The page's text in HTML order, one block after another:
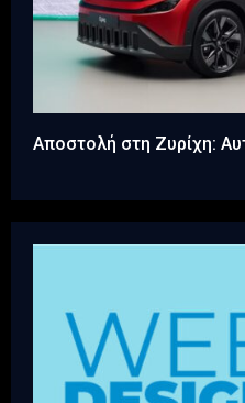
Αποστολή στη Ζυρίχη: